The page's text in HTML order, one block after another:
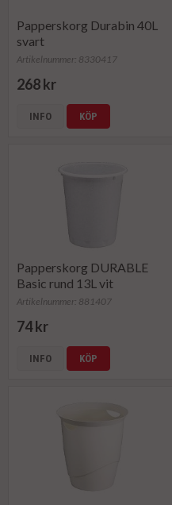
Papperskorg Durabin 40L
svart
Artikelnummer: 8330417
268 kr
INFO KÖP
Papperskorg DURABLE
Basic rund 13L vit
Artikelnummer: 881407
74 kr
INFO KÖP